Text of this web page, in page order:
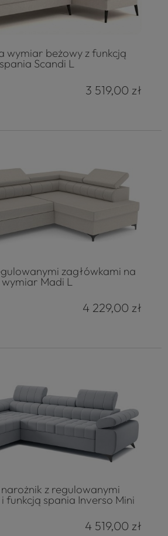
wymiar beżowy z funkcją
spania Scandi L
3 519,00 zł
zagłówkami na
wymiar Madi L
4 229,00 zł
z regulowanymi
funkcją spania Inverso Mini
4 519,00 zł